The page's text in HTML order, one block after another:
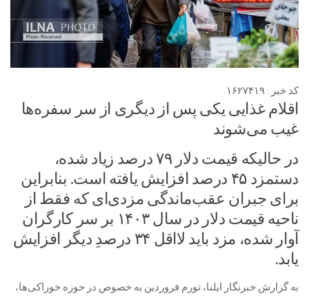
کد خبر : ۱۶۲۷۴۱۹
اقلام غذایی یکی پس از دیگری از سر سفره‌ها
غیب می‌شوند
در حالیکه قیمت دلار ۷۹ درصد زیاد شده،
دستمزد ۴۵ درصد افزایش یافته است. بنابراین
برای جبران عقب‌ماندگی مزدی‌ای که فقط از
ناحیه قیمت دلار در سال ۱۴۰۳ بر سر کارگران
آوار شده، مزد باید لااقل ۳۴ درصدِ دیگر افزایش
یابد.
به گزارش خبرنگار ایلنا، تورم فروردین به خصوص در حوزه خوراکی‌ها،